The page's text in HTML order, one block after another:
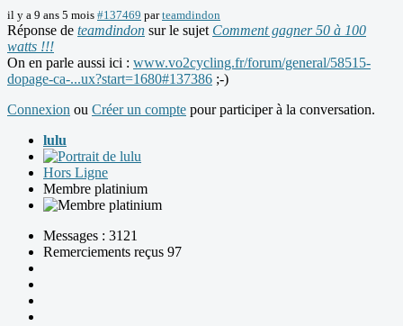
il y a 9 ans 5 mois #137469 parteamdindon
Réponse de teamdindon sur le sujet Comment gagner 50 à 100
watts !!!
On en parle aussi ici : www.vo2cycling.fr/forum/general/58515-
dopage-ca-...ux?start=1680#137386 ;-)
Connexion ou Créer un compte pour participer à la conversation.
lulu
Hors Ligne
Membre platinium
Messages : 3121
Remerciements reçus 97